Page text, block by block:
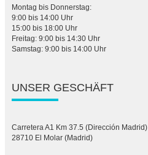
Montag bis Donnerstag:
9:00 bis 14:00 Uhr
15:00 bis 18:00 Uhr
Freitag: 9:00 bis 14:30 Uhr
Samstag: 9:00 bis 14:00 Uhr
UNSER GESCHÄFT
Carretera A1 Km 37.5 (Dirección Madrid)
28710 El Molar (Madrid)